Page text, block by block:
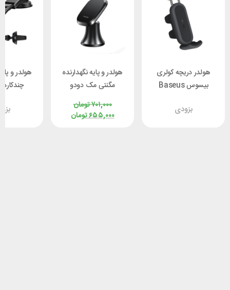
هولدر دریچه کولری
بیسوس Baseus
SUGP000001
بزودی
هولدر و پایه نگهدارنده
مگنتی مک دودو
تومان۷۰۱,۰۰۰
تومان۶۵۵,۰۰۰
هولدر و